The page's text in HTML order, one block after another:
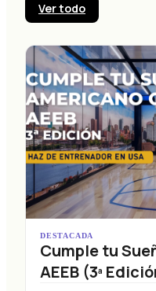
Ver todo
DESTACADA
Cumple tu
AEEB (3ª